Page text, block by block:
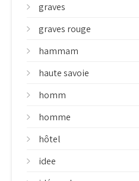
graves
graves rouge
hammam
haute savoie
homm
homme
hôtel
idee